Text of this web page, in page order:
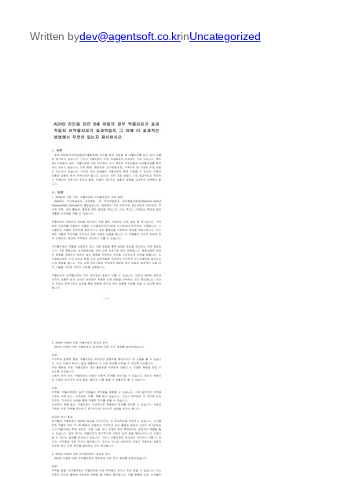
Written bydev@agentsoft.co.krinUncategorized